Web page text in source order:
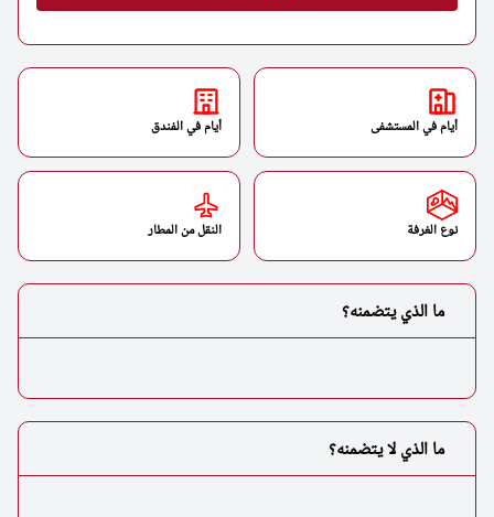
أيام في المستشفى أيام في الفندق
نوع الغرفة النقل من المطار
ما الذي يتضمنه؟
ما الذي لا يتضمنه؟